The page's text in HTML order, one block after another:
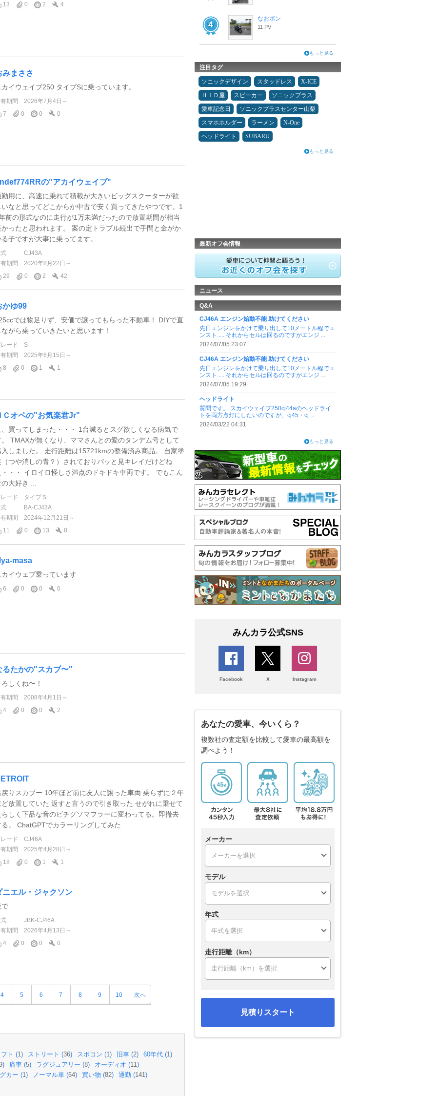
13
0 2 4
みまささ
カイウェイブ250 タイプSに乗っています。
期間
2026年7月4日～
7
0 0 0
の"アカイウェイブ"
勤用に、高速に乗れて積載が大きいビッグスクーターが欲
いなと思ってどこからか中古で安く買ってきたやつです。1
前の形式なのに走行が1万未満だったので放置期間が相当
かったと思われます。 案の定トラブル続出で手間と金がか
子ですが大事に乗ってます。
CJ43A
期間
2020年8月22日～
29
0 2 42
かゆ99
では物足りず、安価で譲ってもらった不動車！ DIYで直
ながら乗っていきたいと思います！
ード
S
期間
2025年6月15日～
8
0 1 1
Ｃオペの"お気楽君Jr"
、買ってしまった・・・ 1台減るとスグ欲しくなる病気で
。 TMAXが無くなり、ママさんとの愛のタンデム号として
入しました。 走行距離は15721kmの整備済み商品。 自家塗
（つや消しの青？）されておりパッと見キレイだけどね
・・・ イロイロ怪しさ満点のドキドキ車両です。 でもこん
大好き ...
ード
タイプＳ
BA-CJ43A
期間
2024年12月21日～
11
0 13 8
masa
カイウェブ乗っています
6 0 0 0
るたかの"スカブ〜"
しくね〜！
期間
2008年4月1日～
4
0 0 2
戻りスカブー 10年ほど前に友人に譲った車両 乗らずに２年
ど放置していた 返すと言うので引き取った せがれに乗せて
らしく下品な音のビチグソマフラーに変わってる。即撤去
る。 ChatGPTでカラーリングしてみた
ード
CJ46A
期間
2025年4月28日～
18
0 1 1
ニエル・ジャクソン
で
JBK-CJ46A
期間
2026年4月13日～
4
0 0 0
4 5 6 7 8 9 10 次へ
ト (1) ストリート (36) スポコン (1) 旧車 (2) 60年代 (1)
) 痛車 (5) ラグジュアリー (8) オーディオ (11)
カー (1) ノーマル車 (64) 買い物 (82) 通勤 (141)
なおポン
11 PV
もっと見る
注目タグ
ソニックデザイン スタッドレス
X-ICE
ＨＩＤ屋
スピーカー
ソニックプラス
愛車記念日
ソニックプラスセンター山梨
スマホホルダー
ラーメン
N-One
ヘッドライト
SUBARU
もっと見る
最新オフ会情報
ニュース
Q&A
CJ46A エンジン始動不能 助けてください
先日エンジンをかけて乗り出して10メートル程でエ
ンスト..... それからセルは回るのですがエンジ ...
2024/07/05 23:07
CJ46A エンジン始動不能 助けてください
先日エンジンをかけて乗り出して10メートル程でエ
ンスト..... それからセルは回るのですがエンジ ...
2024/07/05 19:29
ヘッドライト
質問です。 スカイウェイブ250cj44aのヘッドライ
トを両方点灯にしたいのですが、cj45・cj ...
2024/03/22 04:31
もっと見る
みんカラ公式SNS
Facebook X Instagram
あなたの愛車、今いくら？
複数社の査定額を比較して愛車の最高額を
調べよう！
メーカー
モデル
年式
走行距離（km）
見積りスタート